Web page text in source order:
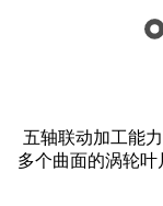
五轴联动加工能
多个曲面的涡轮